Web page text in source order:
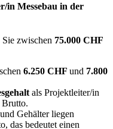
in Messebau in der
zwischen 75.000 CHF
6.250 CHF und 7.800
als Projektleiter/in
Brutto.
Gehälter liegen
das bedeutet einen